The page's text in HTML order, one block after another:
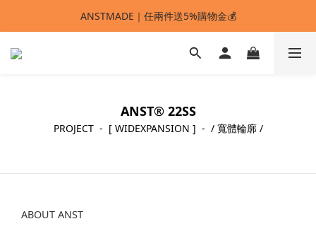
ANSTMADE｜任兩件送5%購物金💰
ANSTMADE｜任兩件送5%購物金💰
🚩 【SELECT服飾】1件95折、2件88折
ANSTMADE｜任兩件送5%購物金💰
ANST® 22SS
PROJECT - [ WIDEXPANSION ] - / 寬體輪廓 /
ABOUT ANST